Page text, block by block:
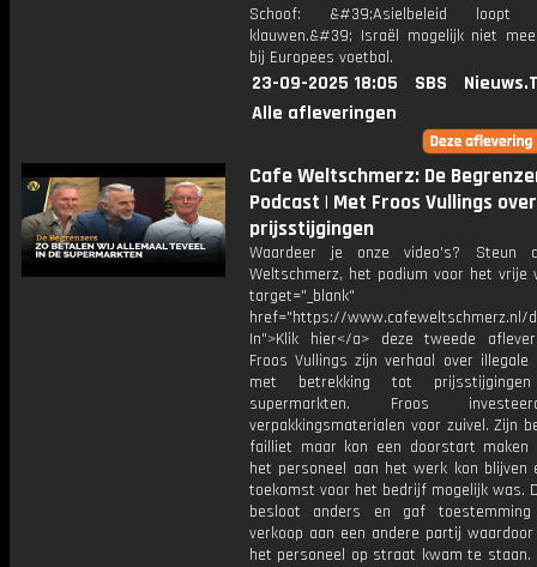
Schoof: &#39;Asielbeleid
klauwen.&#39; Israël mogelijk niet
bij Europees voetbal.
23-09-2025 18:05 SBS
Alle afleveringen
Cafe Weltschmerz: De
Podcast | Met Froos Vullings
prijsstijgingen
Waardeer je onze video's? Steun
Weltschmerz, het podium voor het vrije
target="_blank"
href="https://www.cafeweltschmerz.nl/
In">Klik hier</a> deze tweede
Froos Vullings zijn verhaal over illegale
met betrekking tot
supermarkten. Froos
verpakkingsmaterialen voor zuivel. Zijn
failliet maar kon een doorstart maken
het personeel aan het werk kon blijven
toekomst voor het bedrijf mogelijk was.
besloot anders en gaf
verkoop aan een andere partij
het personeel op straat kwam te staan.